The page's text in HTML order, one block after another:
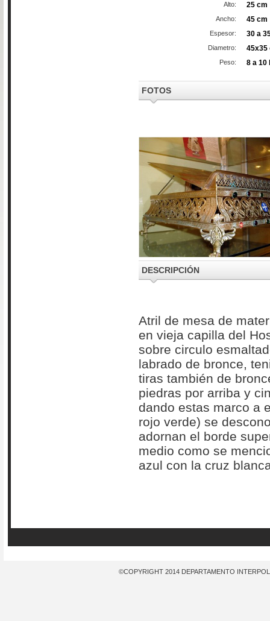
Alto: 25 cm
Ancho: 45 cm
Espesor: 30 a
Diametro: 45x35
Peso: 8 a 10
FOTOS
DESCRIPCIÓN
Atril de mesa de
en vieja capilla del
sobre circulo
labrado de bronce,
tiras también de
piedras por arriba y
dando estas marco a
rojo verde) se
adornan el borde
medio como se
azul con la cruz
©COPYRIGHT 2014 DEPARTAMENTO